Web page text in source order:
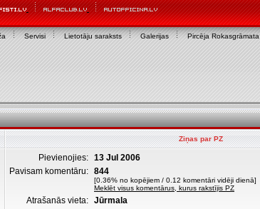
Servisi Lietotāju saraksts Galerijas Pircēja Rokasgrāmata
Ziņas par PZ
Pievienojies: 13 Jul 2006
Pavisam komentāru: 844
[0.36% no kopējiem / 0.12 komentāri vidēji dienā]
Meklēt visus komentārus, kurus rakstījis PZ
Atrašanās vieta: Jūrmala